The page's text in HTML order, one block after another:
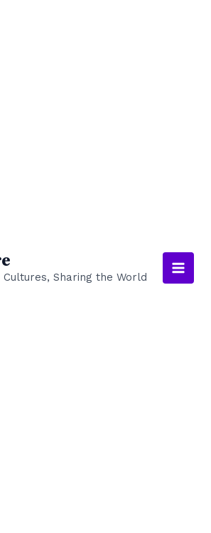
Cultures, Sharing the World
Main